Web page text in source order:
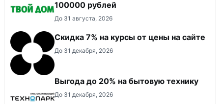
100000 рублей
До 31 августа, 2026
Скидка 7% на курсы от цены на сайте
До 31 декабря, 2026
Выгода до 20% на бытовую технику
До 31 декабря, 2026